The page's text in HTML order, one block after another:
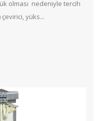
olması nedeniyle tercih
yüks...